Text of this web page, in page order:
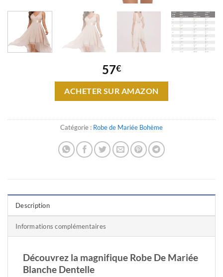
57€
ACHETER SUR AMAZON
Catégorie : Robe de Mariée Bohème
Description
Informations complémentaires
Découvrez la magnifique Robe De Mariée
Blanche Dentelle